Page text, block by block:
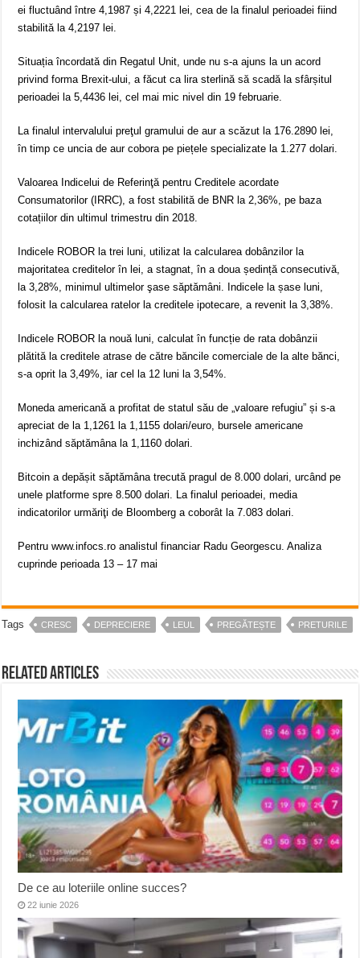
ei fluctuând între 4,1987 și 4,2221 lei, cea de la finalul perioadei fiind
stabilită la 4,2197 lei.
Situația încordată din Regatul Unit, unde nu s-a ajuns la un acord
privind forma Brexit-ului, a făcut ca lira sterlină să scadă la sfârșitul
perioadei la 5,4436 lei, cel mai mic nivel din 19 februarie.
La finalul intervalului preţul gramului de aur a scăzut la 176.2890 lei,
în timp ce uncia de aur cobora pe piețele specializate la 1.277 dolari.
Valoarea Indicelui de Referinţă pentru Creditele acordate
Consumatorilor (IRRC), a fost stabilită de BNR la 2,36%, pe baza
cotațiilor din ultimul trimestru din 2018.
Indicele ROBOR la trei luni, utilizat la calcularea dobânzilor la
majoritatea creditelor în lei, a stagnat, în a doua ședință consecutivă,
la 3,28%, minimul ultimelor şase săptămâni. Indicele la șase luni,
folosit la calcularea ratelor la creditele ipotecare, a revenit la 3,38%.
Indicele ROBOR la nouă luni, calculat în funcție de rata dobânzii
plătită la creditele atrase de către băncile comerciale de la alte bănci,
s-a oprit la 3,49%, iar cel la 12 luni la 3,54%.
Moneda americană a profitat de statul său de „valoare refugiu” și s-a
apreciat de la 1,1261 la 1,1155 dolari/euro, bursele americane
inchizând săptămâna la 1,1160 dolari.
Bitcoin a depășit săptămâna trecută pragul de 8.000 dolari, urcând pe
unele platforme spre 8.500 dolari. La finalul perioadei, media
indicatorilor urmăriţi de Bloomberg a coborât la 7.083 dolari.
Pentru www.infocs.ro analistul financiar Radu Georgescu. Analiza
cuprinde perioada 13 – 17 mai
Tags CRESC DEPRECIERE LEUL PREGĂTEȘTE PRETURILE
Related Articles
De ce au loteriile online succes?
22 iunie 2026